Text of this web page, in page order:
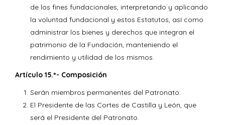
de los fines fundacionales, interpretando y aplicando
la voluntad fundacional y estos Estatutos, así como
administrar los bienes y derechos que integran el
patrimonio de la Fundación, manteniendo el
rendimiento y utilidad de los mismos.
Artículo 15.º- Composición
Serán miembros permanentes del Patronato:
El Presidente de las Cortes de Castilla y León, que
será el Presidente del Patronato.